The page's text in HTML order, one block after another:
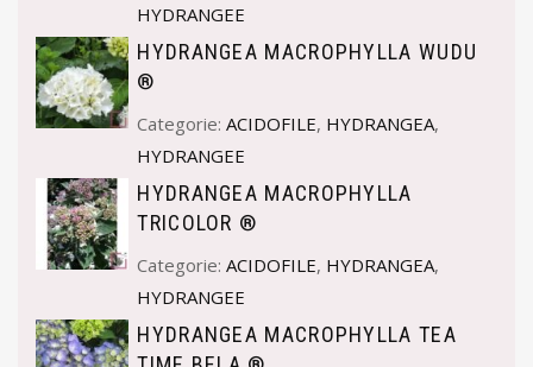
HYDRANGEE
HYDRANGEA MACROPHYLLA WUDU
®
Categorie:ACIDOFILE, HYDRANGEA,
HYDRANGEE
HYDRANGEA MACROPHYLLA
TRICOLOR ®
Categorie:ACIDOFILE, HYDRANGEA,
HYDRANGEE
HYDRANGEA MACROPHYLLA TEA